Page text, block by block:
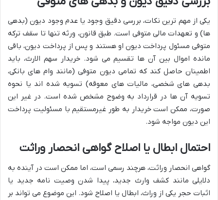
یکی از مهم ترین نکات، بررسی دقیق وجود یا عدم وجود دیون (بدهی
ها) و تعهدات مالی متوفی است. طبق قانون، ورثه تنها تا سقف ترکه
متوفی مسئول پرداخت دیون او هستند و پس از پرداخت دیون، باقی
مانده اموال بین آن ها تقسیم می شود. خریدار سهم الارث، باید
اطمینان حاصل کند که تمامی دیون متوفی (مانند وام های بانکی،
بدهی های شخصی، مالیات های معوقه) تسویه شده اند یا نحوه
تسویه آن ها در قرارداد به وضوح مشخص شده است. در غیر این
صورت، ممکن است خریدار به طور غیرمستقیم با مسئولیت پرداخت
این دیون مواجه شود.
احتمال ابطال یا اصلاح گواهی انحصار وراثت
گواهی انحصار وراثت، هرچند رسمی است، اما ممکن است در آینده به
دلایلی مانند کشف وارث جدید، پیدا شدن وصیت نامه جدید یا
اثبات حجر یکی از وراث، ابطال یا اصلاح شود. این موضوع می تواند بر